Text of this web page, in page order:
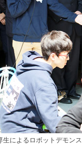
生によるロボットデモン